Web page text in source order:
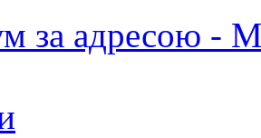
за адресою - М.